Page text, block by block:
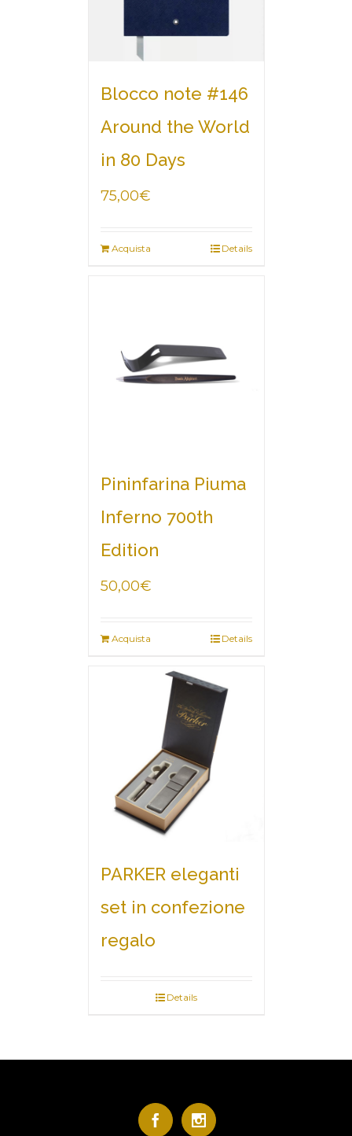
Blocco note #146
Around the World
in 80 Days
75,00€
Acquista Details
Pininfarina Piuma
Inferno 700th
Edition
50,00€
Acquista Details
PARKER eleganti
set in confezione
regalo
Details